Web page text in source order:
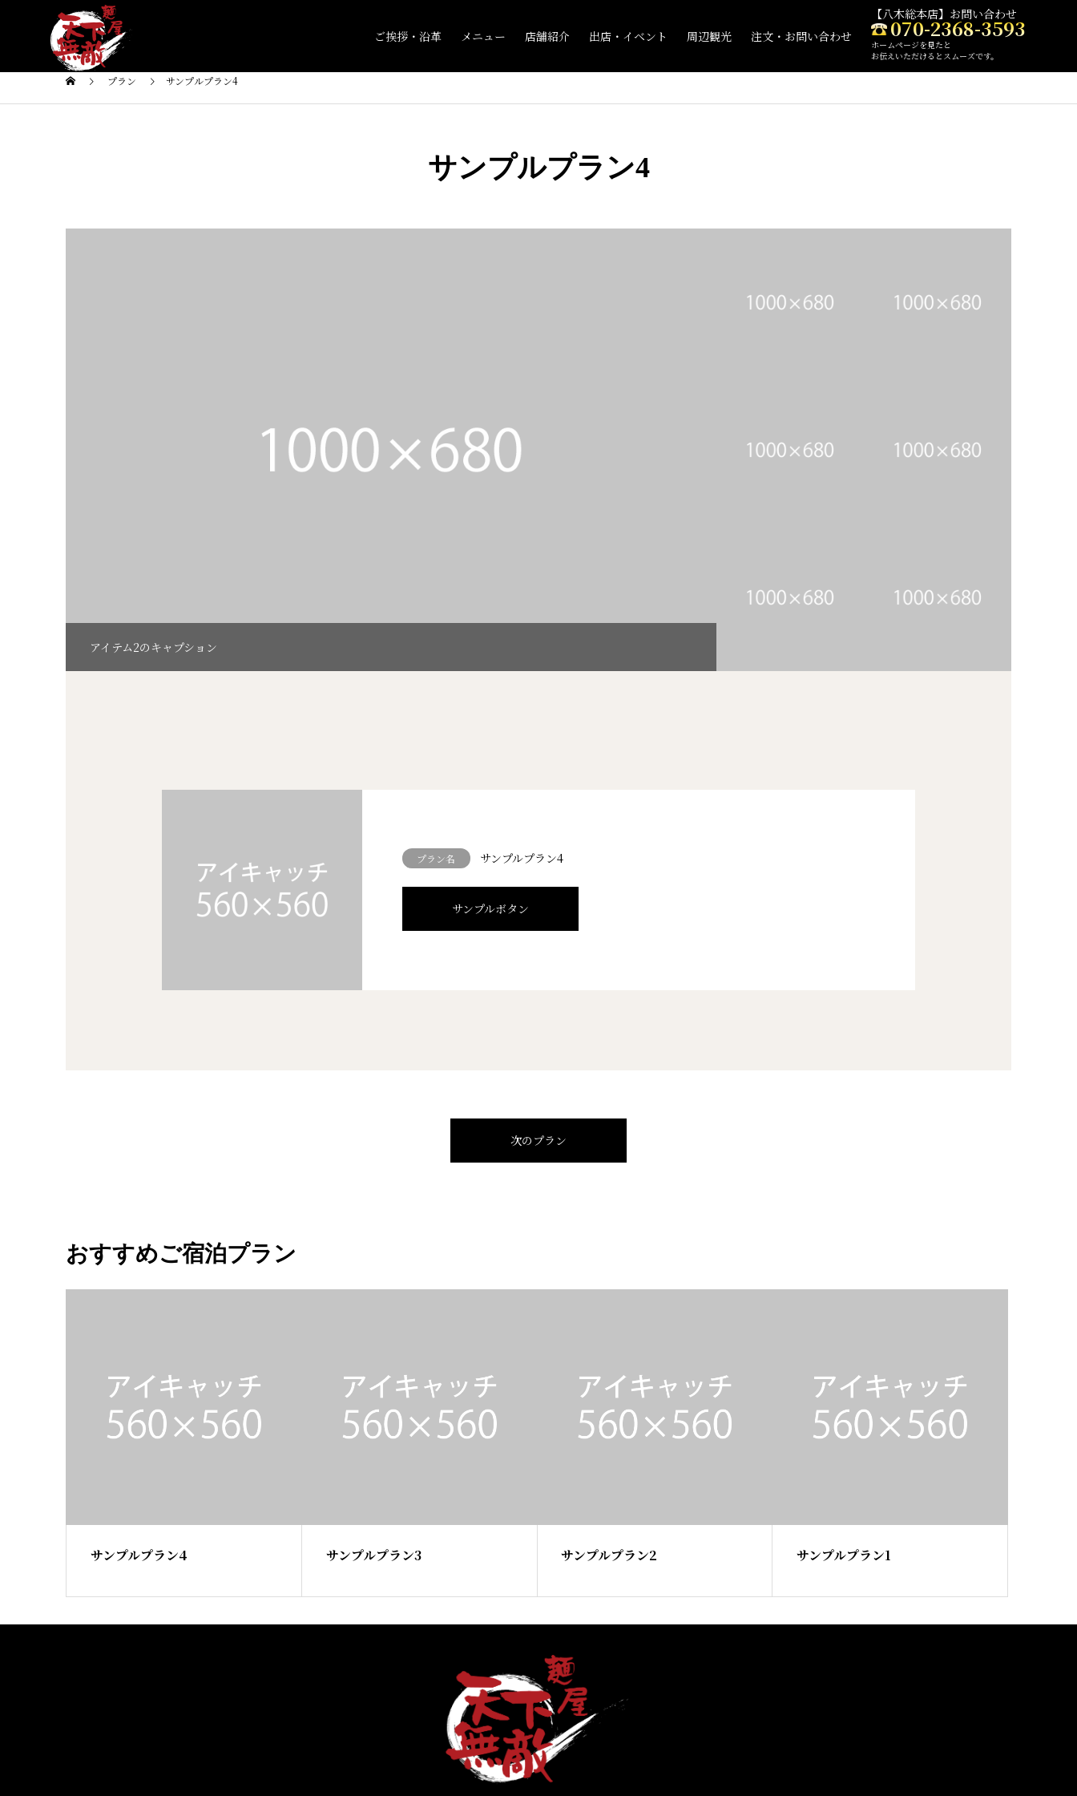
ご挨拶・沿革 メニュー 店舗紹介 出店・イベント 周辺観光 注文・お問い合わせ
【八木総本店】お問い合わせ
070-2368-3593
ホームページを見たと
お伝えいただけるとスムーズです。
プラン サンプルプラン4
サンプルプラン4
アイテム2のキャプション
プラン名 サンプルプラン4
サンプルボタン
次のプラン
おすすめご宿泊プラン
サンプルプラン4 サンプルプラン3 サンプルプラン2 サンプルプラン1